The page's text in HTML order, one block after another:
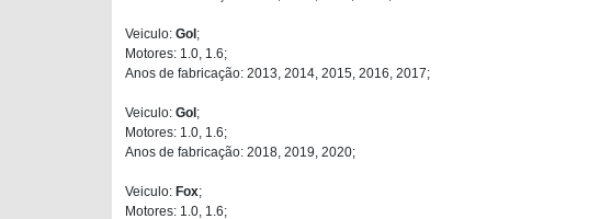
Veiculo: Gol;
Motores: 1.0, 1.6;
Anos de fabricação: 2013, 2014, 2015, 2016, 2017;
Veiculo: Gol;
Motores: 1.0, 1.6;
Anos de fabricação: 2018, 2019, 2020;
Veiculo: Fox;
Motores: 1.0, 1.6;